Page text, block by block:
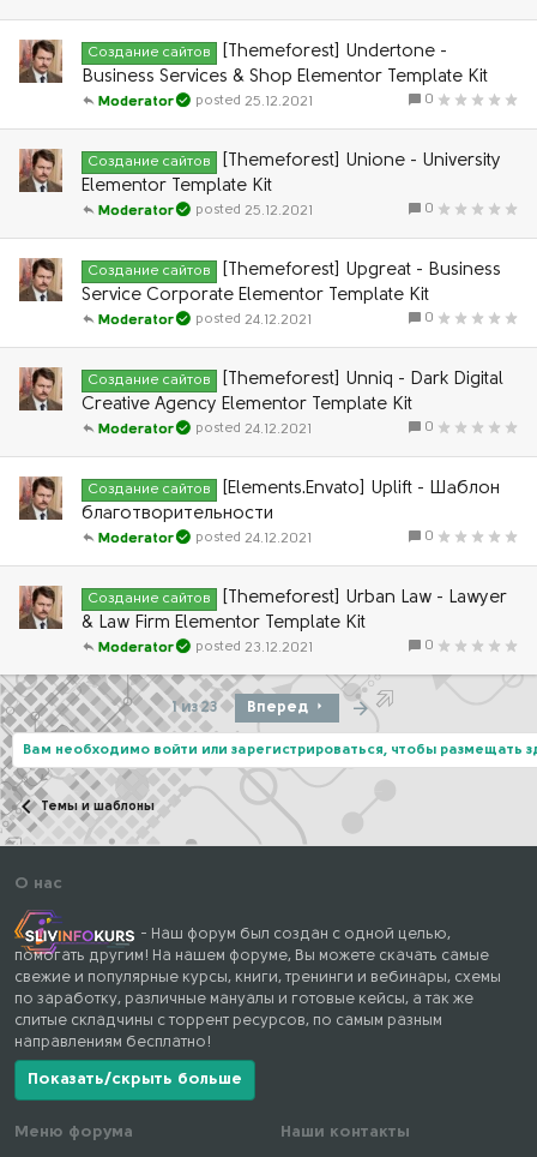
Создание сайтов
[Themeforest] Undertone -
Business Services & Shop Elementor Template Kit
0
25.12.2021
Moderator
Создание сайтов
[Themeforest] Unione - University
Elementor Template Kit
0
25.12.2021
Moderator
Создание сайтов
[Themeforest] Upgreat - Business
Service Corporate Elementor Template Kit
0
24.12.2021
Moderator
Создание сайтов
[Themeforest] Unniq - Dark Digital
Creative Agency Elementor Template Kit
0
24.12.2021
Moderator
Создание сайтов
[Elements.Envato] Uplift - Шаблон
благотворительности
0
24.12.2021
Moderator
Создание сайтов
[Themeforest] Urban Law - Lawyer
& Law Firm Elementor Template Kit
0
23.12.2021
Moderator
1 из 23 Вперед Последняя
Вам необходимо войти или зарегистрироваться, чтобы размещать
Темы и шаблоны
О нас
- Наш форум был создан с одной целью,
помогать другим! На нашем форуме, Вы можете скачать самые
свежие и популярные курсы, книги, тренинги и вебинары, схемы
по заработку, различные мануалы и готовые кейсы, а так же
слитые складчины с торрент ресурсов, по самым разным
направлениям бесплатно!
Показать/скрыть больше
Меню форума Наши контакты